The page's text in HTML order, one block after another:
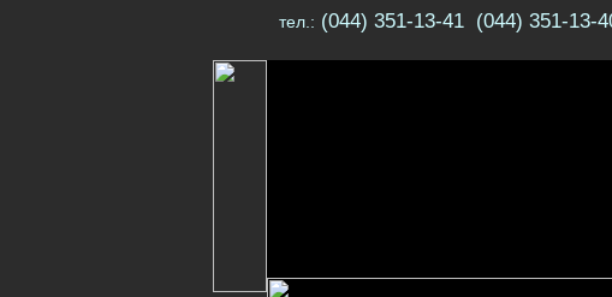
тел.: (044) 351-13-41 (044) 351-13-